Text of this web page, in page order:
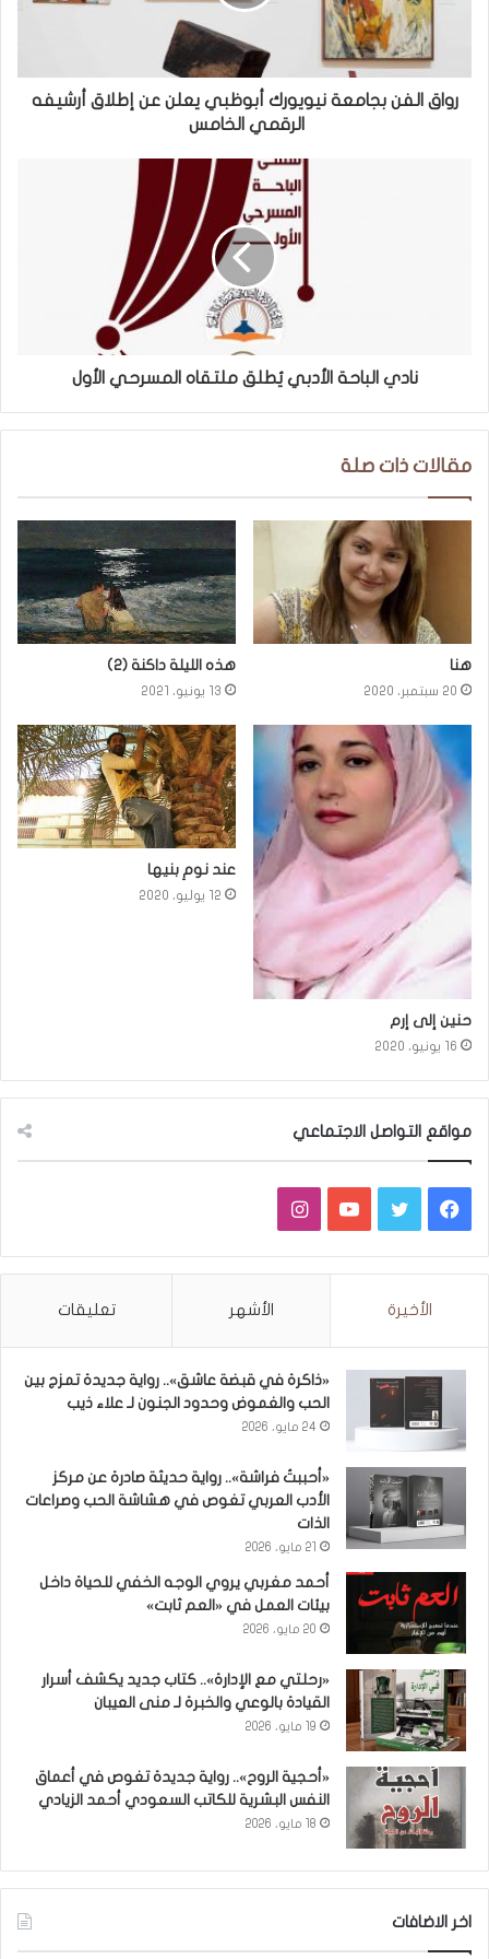
رواق الفن بجامعة نيويورك أبوظبي يعلن عن إطلاق أرشيفه
الرقمي الخامس
نادي الباحة الأدبي يُطلق ملتقاه المسرحي الأول
مقالات ذات صلة
هنا
20 سبتمبر، 2020
هذه الليلة داكنة (٢)
13 يونيو، 2021
حنين إلى إرم
16 يونيو، 2020
عند نومِ بنيها
12 يوليو، 2020
مواقع التواصل الاجتماعي
فيسبوكتويتر يوتيوبانستقرام
الأخيرة الأشهر تعليقات
«ذاكرة في قبضة عاشق».. رواية جديدة تمزج بين
الحب والغموض وحدود الجنون لـ علاء ذيب
24 مايو، 2026
«أحببتُ فراشة».. رواية حديثة صادرة عن مركز
الأدب العربي تغوص في هشاشة الحب وصراعات
الذات
21 مايو، 2026
أحمد مغربي يروي الوجه الخفي للحياة داخل
بيئات العمل في «العم ثابت»
20 مايو، 2026
«رحلتي مع الإدارة».. كتاب جديد يكشف أسرار
القيادة بالوعي والخبرة لـ منى العيبان
19 مايو، 2026
«أحجية الروح».. رواية جديدة تغوص في أعماق
النفس البشرية للكاتب السعودي أحمد الزيادي
18 مايو، 2026
اخر الاضافات